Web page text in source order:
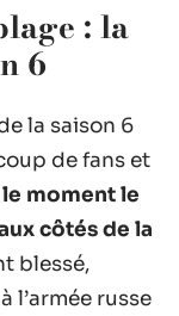
: la
6
la saison 6
de fans et
le moment le
côtés de la
blessé,
l’armée russe